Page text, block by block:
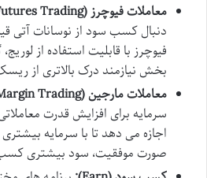
معاملات فیوچرز (Futures Trading):
دنبال کسب سود از نوسانات آتی
فیوچرز با قابلیت استفاده از
بخش نیازمند درک بالاتری از
معاملات مارجین (Margin Trading):
سرمایه برای افزایش قدرت
اجازه می دهد تا با سرمایه
صورت موفقیت، سود بیشتری